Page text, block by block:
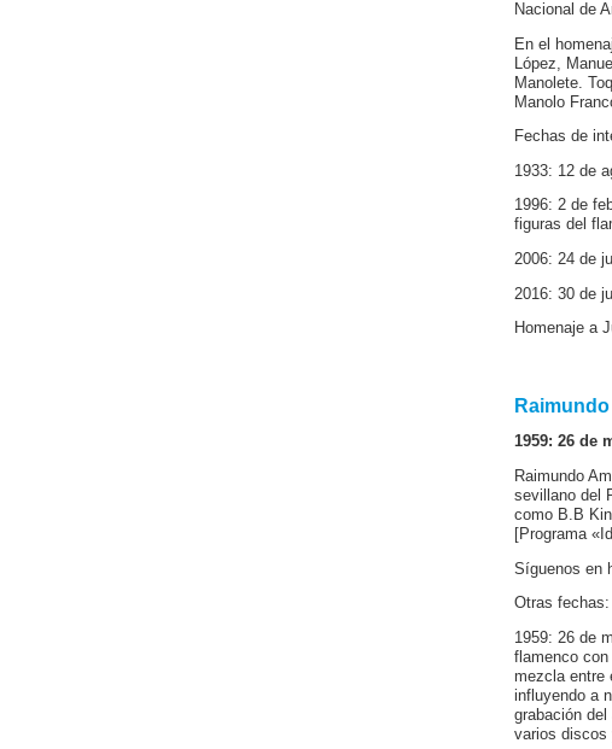
Nacional de
En el
López,
Manolete.
Manolo
Fechas de
1933: 12 de
1996: 2 de
figuras del
2006: 24 de
2016: 30 de
Homenaje a
1959: 26 de
Raimundo
sevillano del
como B.B
[Programa
Síguenos en
Otras fechas:
1959: 26 de
flamenco
mezcla entre
influyendo a
grabación
varios discos